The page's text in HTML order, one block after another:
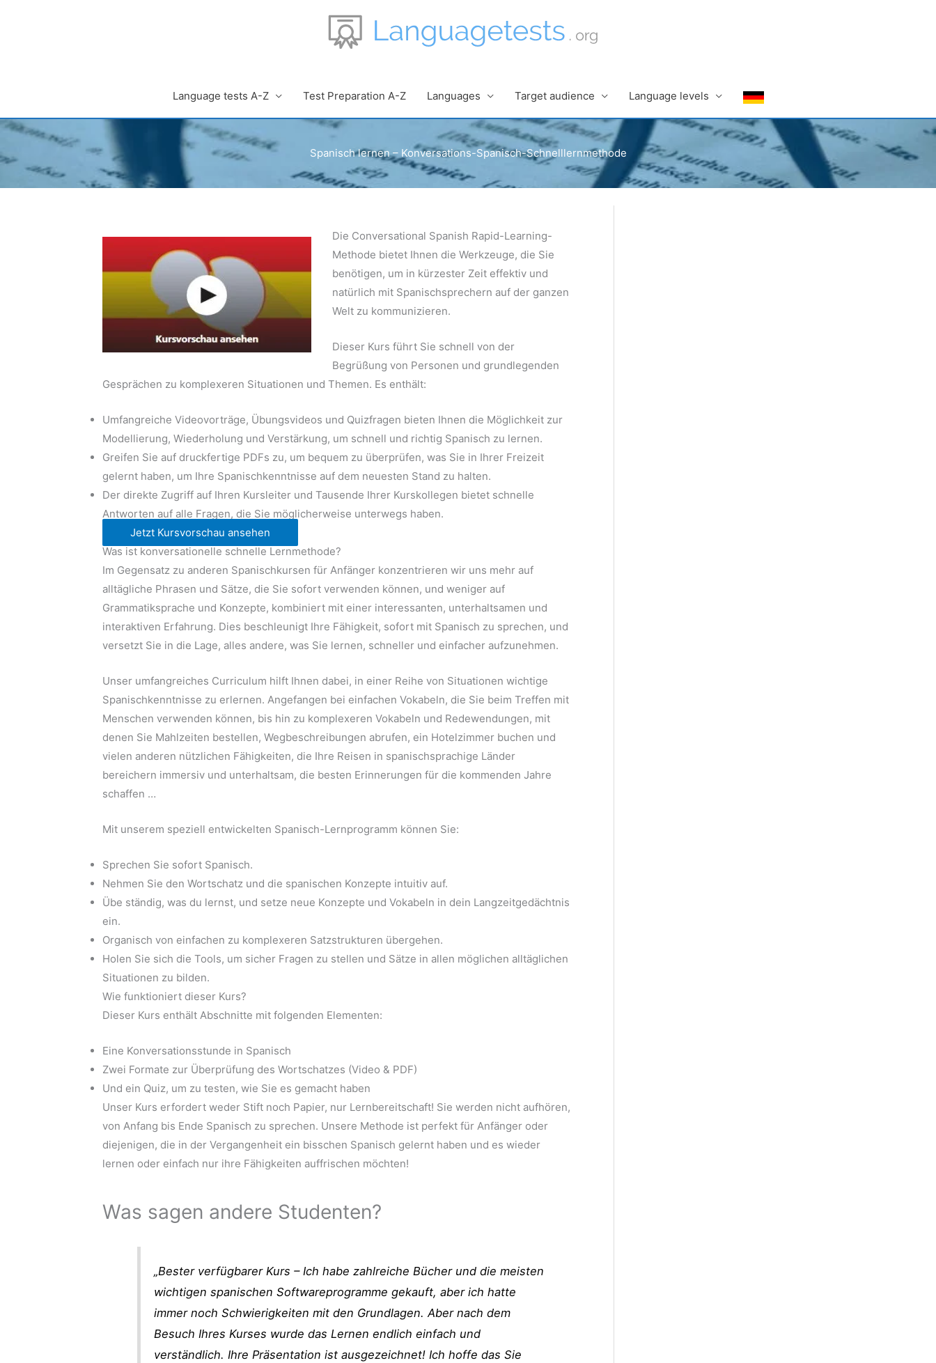
Language tests A-Z Test Preparation A-Z Languages Target audience Language levels
Spanisch lernen – Konversations-Spanisch-Schnelllernmethode
Die Conversational Spanish Rapid-Learning-
Methode bietet Ihnen die Werkzeuge, die Sie
benötigen, um in kürzester Zeit effektiv und
natürlich mit Spanischsprechern auf der ganzen
Welt zu kommunizieren.
Dieser Kurs führt Sie schnell von der
Begrüßung von Personen und grundlegenden
Gesprächen zu komplexeren Situationen und Themen. Es enthält:
Umfangreiche Videovorträge, Übungsvideos und Quizfragen bieten Ihnen die Möglichkeit zur
Modellierung, Wiederholung und Verstärkung, um schnell und richtig Spanisch zu lernen.
Greifen Sie auf druckfertige PDFs zu, um bequem zu überprüfen, was Sie in Ihrer Freizeit
gelernt haben, um Ihre Spanischkenntnisse auf dem neuesten Stand zu halten.
Der direkte Zugriff auf Ihren Kursleiter und Tausende Ihrer Kurskollegen bietet schnelle
Antworten auf alle Fragen, die Sie möglicherweise unterwegs haben.
Jetzt Kursvorschau ansehen
Was ist konversationelle schnelle Lernmethode?
Im Gegensatz zu anderen Spanischkursen für Anfänger konzentrieren wir uns mehr auf
alltägliche Phrasen und Sätze, die Sie sofort verwenden können, und weniger auf
Grammatiksprache und Konzepte, kombiniert mit einer interessanten, unterhaltsamen und
interaktiven Erfahrung. Dies beschleunigt Ihre Fähigkeit, sofort mit Spanisch zu sprechen, und
versetzt Sie in die Lage, alles andere, was Sie lernen, schneller und einfacher aufzunehmen.
Unser umfangreiches Curriculum hilft Ihnen dabei, in einer Reihe von Situationen wichtige
Spanischkenntnisse zu erlernen. Angefangen bei einfachen Vokabeln, die Sie beim Treffen mit
Menschen verwenden können, bis hin zu komplexeren Vokabeln und Redewendungen, mit
denen Sie Mahlzeiten bestellen, Wegbeschreibungen abrufen, ein Hotelzimmer buchen und
vielen anderen nützlichen Fähigkeiten, die Ihre Reisen in spanischsprachige Länder
bereichern immersiv und unterhaltsam, die besten Erinnerungen für die kommenden Jahre
schaffen …
Mit unserem speziell entwickelten Spanisch-Lernprogramm können Sie:
Sprechen Sie sofort Spanisch.
Nehmen Sie den Wortschatz und die spanischen Konzepte intuitiv auf.
Übe ständig, was du lernst, und setze neue Konzepte und Vokabeln in dein Langzeitgedächtnis
ein.
Organisch von einfachen zu komplexeren Satzstrukturen übergehen.
Holen Sie sich die Tools, um sicher Fragen zu stellen und Sätze in allen möglichen alltäglichen
Situationen zu bilden.
Wie funktioniert dieser Kurs?
Dieser Kurs enthält Abschnitte mit folgenden Elementen:
Eine Konversationsstunde in Spanisch
Zwei Formate zur Überprüfung des Wortschatzes (Video & PDF)
Und ein Quiz, um zu testen, wie Sie es gemacht haben
Unser Kurs erfordert weder Stift noch Papier, nur Lernbereitschaft! Sie werden nicht aufhören,
von Anfang bis Ende Spanisch zu sprechen. Unsere Methode ist perfekt für Anfänger oder
diejenigen, die in der Vergangenheit ein bisschen Spanisch gelernt haben und es wieder
lernen oder einfach nur ihre Fähigkeiten auffrischen möchten!
Was sagen andere Studenten?
„Bester verfügbarer Kurs – Ich habe zahlreiche Bücher und die meisten
wichtigen spanischen Softwareprogramme gekauft, aber ich hatte
immer noch Schwierigkeiten mit den Grundlagen. Aber nach dem
Besuch Ihres Kurses wurde das Lernen endlich einfach und
verständlich. Ihre Präsentation ist ausgezeichnet! Ich hoffe das Sie